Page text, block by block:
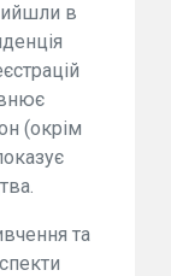
в
(окрім
та